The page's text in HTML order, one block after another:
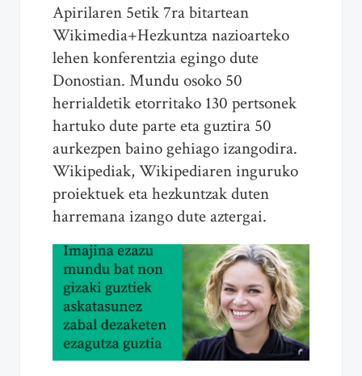
Apirilaren 5etik 7ra bitartean
Wikimedia+Hezkuntza nazioarteko
lehen konferentzia egingo dute
Donostian. Mundu osoko 50
herrialdetik etorritako 130 pertsonek
hartuko dute parte eta guztira 50
aurkezpen baino gehiago izangodira.
Wikipediak, Wikipediaren inguruko
proiektuek eta hezkuntzak duten
harremana izango dute aztergai.